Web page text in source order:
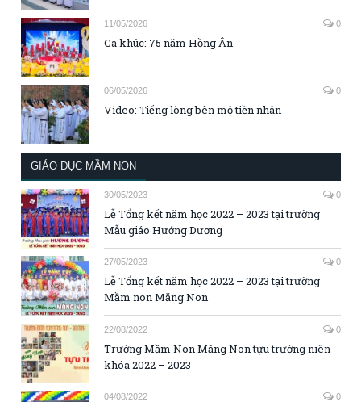
11/05/2026 0
Ca khúc: 75 năm Hồng Ân
06/05/2026 0
Video: Tiếng lòng bên mộ tiền nhân
GIÁO DỤC MẦM NON
30/05/2023 0
Lễ Tổng kết năm học 2022 – 2023 tại trường
Mẫu giáo Hướng Dương
27/05/2023 0
Lễ Tổng kết năm học 2022 – 2023 tại trường
Mầm non Măng Non
22/08/2022 0
Trường Mầm Non Măng Non tựu trường niên
khóa 2022 – 2023
04/08/2022 0